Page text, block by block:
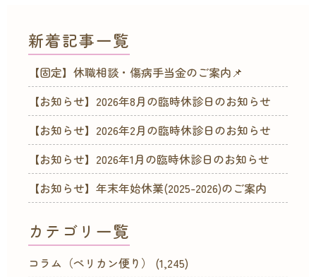
新着記事一覧
【固定】休職相談・傷病手当金のご案内📌
【お知らせ】2026年8月の臨時休診日のお知らせ
【お知らせ】2026年2月の臨時休診日のお知らせ
【お知らせ】2026年1月の臨時休診日のお知らせ
【お知らせ】年末年始休業(2025-2026)のご案内
カテゴリ一覧
コラム（ペリカン便り）
(1,245)